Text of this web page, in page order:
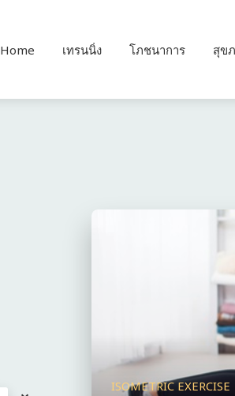
Home เทรนนิ่ง โภชนาการ สุข
ISOMETRIC EXERCISE